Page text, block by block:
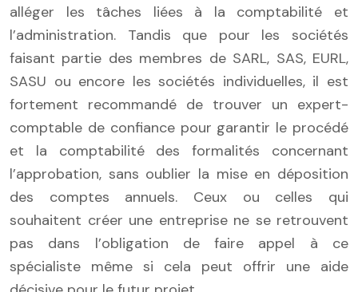
alléger les tâches liées à la comptabilité et
l’administration. Tandis que pour les sociétés
faisant partie des membres de SARL, SAS, EURL,
SASU ou encore les sociétés individuelles, il est
fortement recommandé de trouver un expert-
comptable de confiance pour garantir le procédé
et la comptabilité des formalités concernant
l’approbation, sans oublier la mise en déposition
des comptes annuels. Ceux ou celles qui
souhaitent créer une entreprise ne se retrouvent
pas dans l’obligation de faire appel à ce
spécialiste même si cela peut offrir une aide